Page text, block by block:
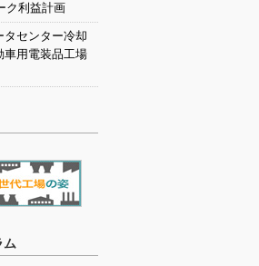
ク利益計画
タセンター冷却
車用電装品工場
ム